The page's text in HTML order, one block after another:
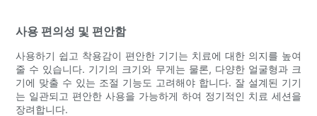
사용 편의성 및 편안함
사용하기 쉽고 착용감이 편안한 기기는 치료에 대한 의지를 높여
줄 수 있습니다. 기기의 크기와 무게는 물론, 다양한 얼굴형과 크
기에 맞출 수 있는 조절 기능도 고려해야 합니다. 잘 설계된 기기
는 일관되고 편안한 사용을 가능하게 하여 정기적인 치료 세션을
장려합니다.